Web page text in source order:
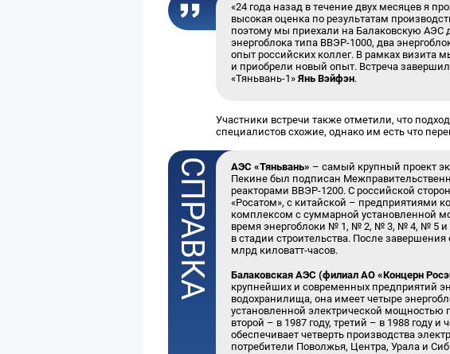
«24 года назад в течение двух месяцев я
высокая оценка по результатам
поэтому мы приехали на Балаковскую АЭС
энергоблока типа ВВЭР-1000, два
опыт российских коллег. В рамках
и приобрели новый опыт. Встреча
«Тяньвань-1»Янь Вэйфэн.
Участники встречи также отметили, что
специалистов схожие, однако им есть что
АЭС «Тяньвань» – самый крупный проект
Пекине был подписан
реакторами ВВЭР-1200. С российской
«Росатом», с китайской – предприятиями
комплексом с суммарной установленной
время энергоблоки № 1, № 2, № 3, № 4, № 5 и
в стадии строительства. После завершения
млрд киловатт-часов.
Балаковская АЭС (филиал АО «Концерн
крупнейших и современных предприятий
водохранилища, она имеет четыре
установленной электрической мощностью
второй – в 1987 году, третий – в 1988 году
обеспечивает четверть производства
потребители Поволжья, Центра, Урала и